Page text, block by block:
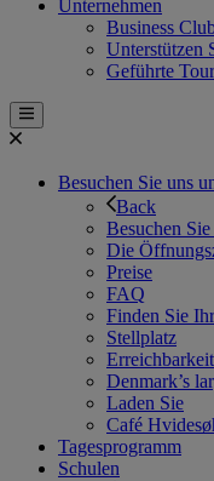
Unternehmen
Business
Unterstützen
Geführte Tour
Besuchen Sie uns
Back
Besuchen
Die
Preise
FAQ
Finden Sie
Stellplatz
Erreichbarkeit
Denmark’s
Laden Sie
Café
Tagesprogramm
Schulen